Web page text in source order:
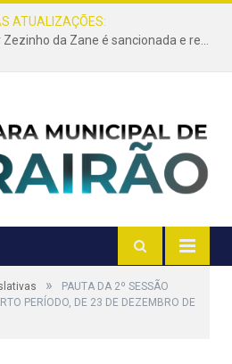
ATUALIZAÇÕES:
Lei de autoria do vereador Zezinho da Zane é sancionada e reforça a limpeza e conservação de terrenos urbanos em Trairão
»
PAUTA DA 2º SESSÃO
PERÍODO, DE 23 DE DEZEMBRO DE